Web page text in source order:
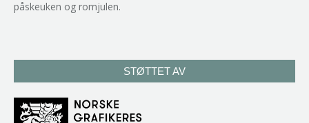
påskeuken og romjulen.
STØTTET AV